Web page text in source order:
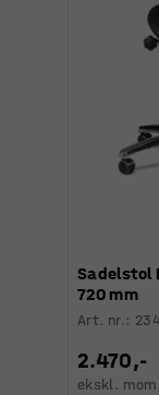
Sadelstol
720 mm
Art. nr.:
2.470,-
ekskl.